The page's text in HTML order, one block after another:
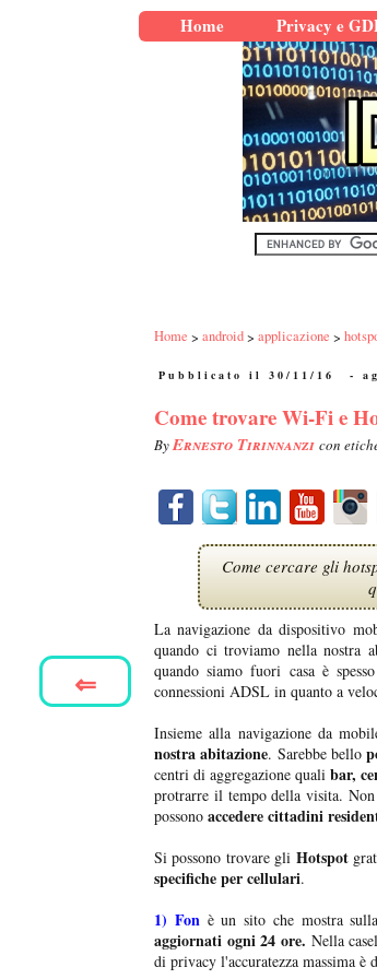
Home Privacy e
Home android applicazione
Pubblicato il 30/11/16 -
Come trovare Wi-Fi e
ByErnesto Tirinnanzi con
Come cercare gli
La navigazione da dispositivo
quando ci troviamo nella nostra
quando siamo fuori casa è
connessioni ADSL in quanto a
Insieme alla navigazione da
nostra abitazione. Sarebbe bello
centri di aggregazione quali bar,
protrarre il tempo della visita.
possono accedere cittadini
Si possono trovare gli Hotspot
specifiche per cellulari.
1) Fonè un sito che mostra
aggiornati ogni 24 ore. Nella
di privacy l'accuratezza massima è
⇐